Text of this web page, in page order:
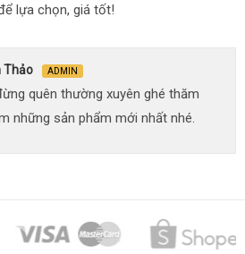
lựa chọn, giá tốt!
Thảo ADMIN
quên thường xuyên ghé thăm
những sản phẩm mới nhất nhé.